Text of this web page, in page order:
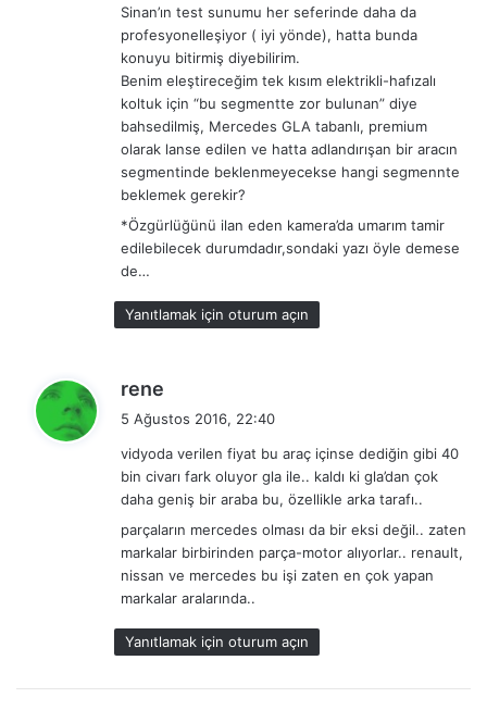
Sinan’ın test sunumu her seferinde daha da
profesyonelleşiyor ( iyi yönde), hatta bunda
konuyu bitirmiş diyebilirim.
Benim eleştireceğim tek kısım elektrikli-hafızalı
koltuk için “bu segmentte zor bulunan” diye
bahsedilmiş, Mercedes GLA tabanlı, premium
olarak lanse edilen ve hatta adlandırışan bir aracın
segmentinde beklenmeyecekse hangi segmennte
beklemek gerekir?
*Özgürlüğünü ilan eden kamera’da umarım tamir
edilebilecek durumdadır,sondaki yazı öyle demese
de…
Yanıtlamak için oturum açın
rene
i
k
i
:
5 Ağustos 2016, 22:40
vidyoda verilen fiyat bu araç içinse dediğin gibi 40
bin civarı fark oluyor gla ile.. kaldı ki gla’dan çok
daha geniş bir araba bu, özellikle arka tarafı..
parçaların mercedes olması da bir eksi değil.. zaten
markalar birbirinden parça-motor alıyorlar.. renault,
nissan ve mercedes bu işi zaten en çok yapan
markalar aralarında..
Yanıtlamak için oturum açın